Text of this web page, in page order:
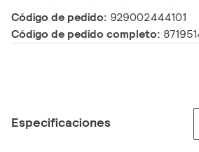
Código de pedido: 929002444101
Código de pedido completo:
Especificaciones